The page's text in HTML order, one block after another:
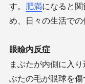
す。 肥満になると
め、日々の生活での
眼瞼内反症
まぶたが内側に入
ぶたの毛が眼球を